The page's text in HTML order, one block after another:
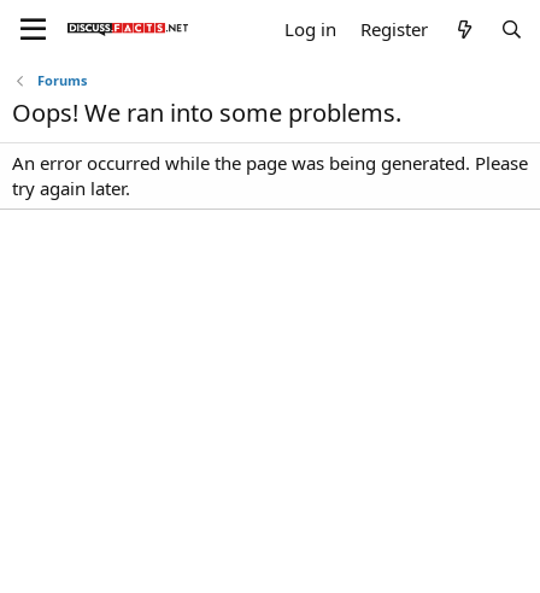
Log in Register
Forums
Oops! We ran into some problems.
An error occurred while the page was being generated. Please
try again later.